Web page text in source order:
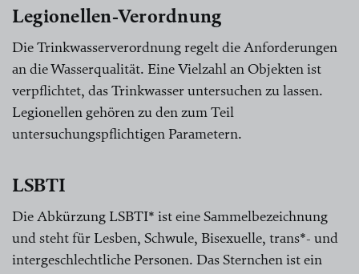
Legionellen-Verordnung
Die Trinkwasserverordnung regelt die Anforderungen
an die Wasserqualität. Eine Vielzahl an Objekten ist
verpflichtet, das Trinkwasser untersuchen zu lassen.
Legionellen gehören zu den zum Teil
untersuchungspflichtigen Parametern.
LSBTI
Die Abkürzung LSBTI* ist eine Sammelbezeichnung
und steht für Lesben, Schwule, Bisexuelle, trans*- und
intergeschlechtliche Personen. Das Sternchen ist ein